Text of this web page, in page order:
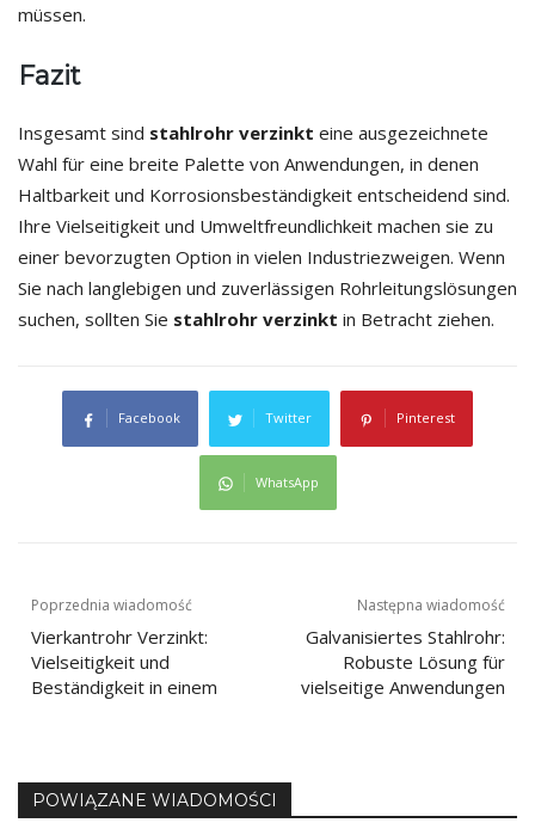
müssen.
Fazit
Insgesamt sind stahlrohr verzinkt eine ausgezeichnete
Wahl für eine breite Palette von Anwendungen, in denen
Haltbarkeit und Korrosionsbeständigkeit entscheidend sind.
Ihre Vielseitigkeit und Umweltfreundlichkeit machen sie zu
einer bevorzugten Option in vielen Industriezweigen. Wenn
Sie nach langlebigen und zuverlässigen Rohrleitungslösungen
suchen, sollten Sie stahlrohr verzinkt in Betracht ziehen.
Facebook Twitter Pinterest
WhatsApp
Nawigacja
wpisu
Poprzednia wiadomość
Vierkantrohr Verzinkt:
Vielseitigkeit und
Beständigkeit in einem
Następna wiadomość
Galvanisiertes Stahlrohr:
Robuste Lösung für
vielseitige Anwendungen
POWIĄZANE WIADOMOŚCI